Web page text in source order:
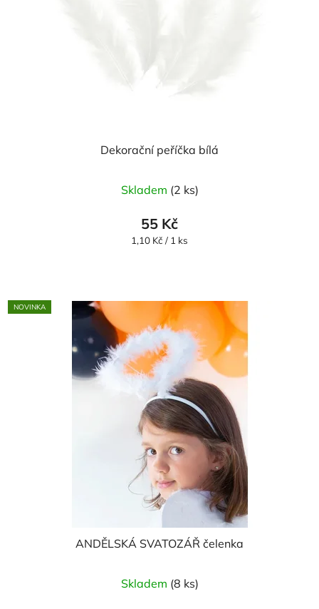
Dekorační peříčka bílá
Skladem (2 ks)
55 Kč
Měrná
1,10 Kč / 1 ks
NOVINKA
ANDĚLSKÁ SVATOZÁŘ čelenka
Skladem (8 ks)